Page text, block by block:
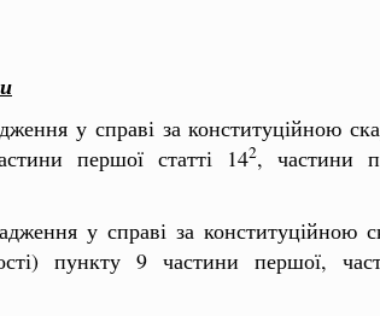
у справі за конституційною
першої статті 142, частини
у справі за
пункту 9 частини першої,